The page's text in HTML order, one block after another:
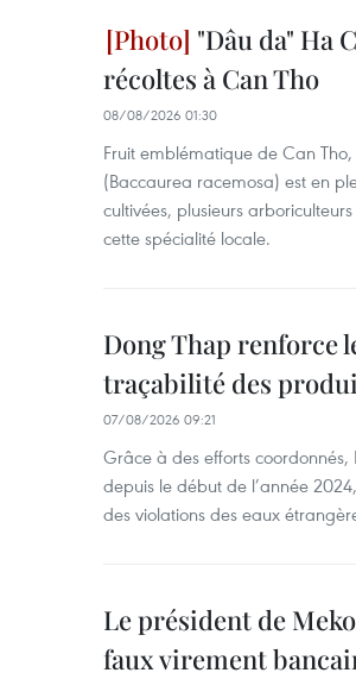
"Dâu da" Ha
récoltes à Can Tho
08/08/2026 01:30
Fruit emblématique de Can
(Baccaurea racemosa) est en
cultivées, plusieurs
cette spécialité locale.
Dong Thap renforce
traçabilité des
07/08/2026 09:21
Grâce à des efforts
depuis le début de l’année
des violations des eaux
Le président de
faux virement